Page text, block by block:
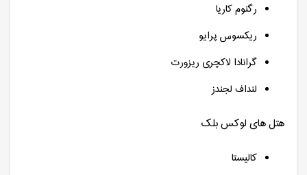
رگنوم کاریا
ریکسوس پرایو
گرانادا لاکچری ریزورت
لنداف لجندز
هتل های لوکس بلک
کالیستا